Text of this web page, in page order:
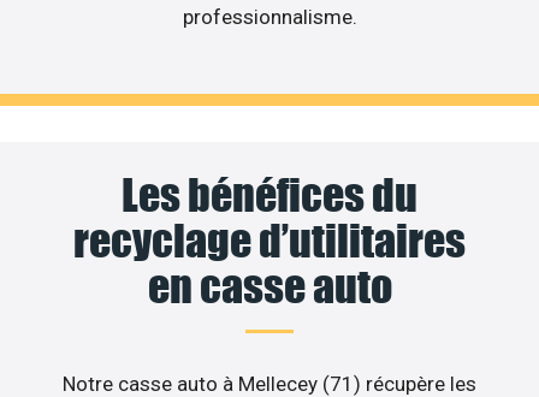
professionnalisme.
Les bénéfices du
recyclage d’utilitaires
en casse auto
Notre casse auto à Mellecey (71) récupère les